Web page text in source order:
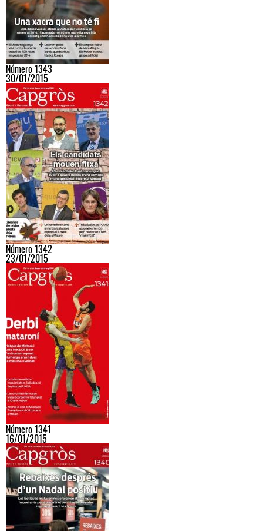
Número 1343
30/01/2015
Número 1342
23/01/2015
Número 1341
16/01/2015